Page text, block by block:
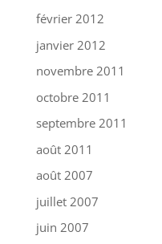
février 2012
janvier 2012
novembre 2011
octobre 2011
septembre 2011
août 2011
août 2007
juillet 2007
juin 2007